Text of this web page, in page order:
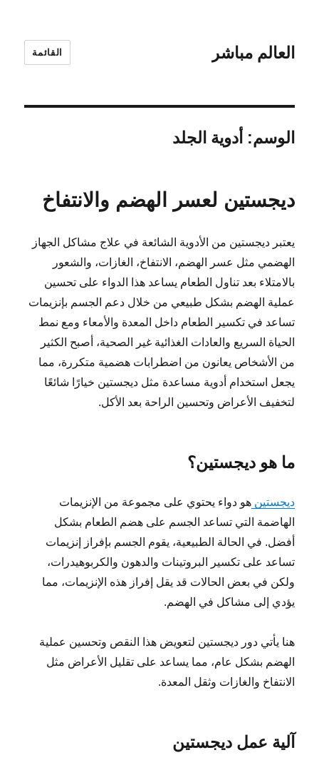
العالم مباشر القائمة
الوسم: أدوية الجلد
ديجستين لعسر الهضم والانتفاخ
يعتبر ديجستين من الأدوية الشائعة في علاج مشاكل الجهاز
الهضمي مثل عسر الهضم، الانتفاخ، الغازات، والشعور
بالامتلاء بعد تناول الطعام يساعد هذا الدواء على تحسين
عملية الهضم بشكل طبيعي من خلال دعم الجسم بإنزيمات
تساعد في تكسير الطعام داخل المعدة والأمعاء ومع نمط
الحياة السريع والعادات الغذائية غير الصحية، أصبح الكثير
من الأشخاص يعانون من اضطرابات هضمية متكررة، مما
يجعل استخدام أدوية مساعدة مثل ديجستين خيارًا شائعًا
لتخفيف الأعراض وتحسين الراحة بعد الأكل.
ما هو ديجستين؟
ديجستينهو دواء يحتوي على مجموعة من الإنزيمات
الهاضمة التي تساعد الجسم على هضم الطعام بشكل
أفضل. في الحالة الطبيعية، يقوم الجسم بإفراز إنزيمات
تساعد على تكسير البروتينات والدهون والكربوهيدرات،
ولكن في بعض الحالات قد يقل إفراز هذه الإنزيمات، مما
يؤدي إلى مشاكل في الهضم.
هنا يأتي دور ديجستين لتعويض هذا النقص وتحسين عملية
الهضم بشكل عام، مما يساعد على تقليل الأعراض مثل
الانتفاخ والغازات وثقل المعدة.
آلية عمل ديجستين